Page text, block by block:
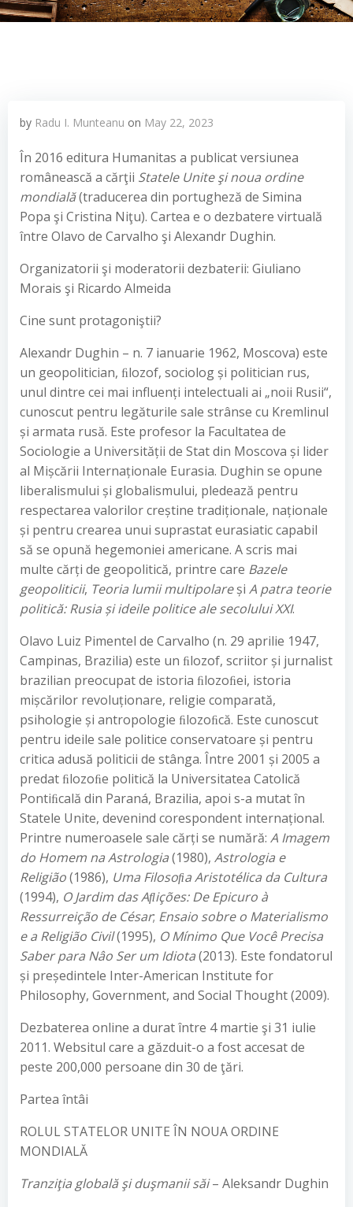
by Radu I. Munteanu on May 22, 2023
În 2016 editura Humanitas a publicat versiunea
românească a cărţii Statele Unite şi noua ordine
mondială(traducerea din portugheză de Simina
Popa şi Cristina Niţu). Cartea e o dezbatere virtuală
între Olavo de Carvalho şi Alexandr Dughin.
Organizatorii şi moderatorii dezbaterii: Giuliano
Morais şi Ricardo Almeida
Cine sunt protagoniştii?
Alexandr Dughin – n. 7 ianuarie 1962, Moscova) este
un geopolitician, ﬁlozof, sociolog și politician rus,
unul dintre cei mai influenți intelectuali ai „noii Rusii“,
cunoscut pentru legăturile sale strânse cu Kremlinul
și armata rusă. Este profesor la Facultatea de
Sociologie a Universității de Stat din Moscova și lider
al Mișcării Internaționale Eurasia. Dughin se opune
liberalismului și globalismului, pledează pentru
respectarea valorilor creștine tradiționale, naționale
și pentru crearea unui suprastat eurasiatic capabil
să se opună hegemoniei americane. A scris mai
multe cărți de geopolitică, printre care Bazele
geopoliticii, Teoria lumii multipolareși A patra teorie
politică: Rusia și ideile politice ale secolului XXI.
Olavo Luiz Pimentel de Carvalho (n. 29 aprilie 1947,
Campinas, Brazilia) este un ﬁlozof, scriitor și jurnalist
brazilian preocupat de istoria ﬁlozoﬁei, istoria
mișcărilor revoluționare, religie comparată,
psihologie și antropologie ﬁlozoﬁcă. Este cunoscut
pentru ideile sale politice conservatoare și pentru
critica adusă politicii de stânga. Între 2001 și 2005 a
predat ﬁlozoﬁe politică la Universitatea Catolică
Pontiﬁcală din Paraná, Brazilia, apoi s-a mutat în
Statele Unite, devenind corespondent internațional.
Printre numeroasele sale cărți se numără: A Imagem
do Homem na Astrologia(1980), Astrologia e
Religião(1986), Uma Filosoﬁa Aristotélica da Cultura
(1994), O Jardim das Aﬂições: De Epicuro à
Ressurreição de César; Ensaio sobre o Materialismo
e a Religião Civil(1995), O Mínimo Que Você Precisa
Saber para Nâo Ser um Idiota(2013). Este fondatorul
și președintele Inter-American Institute for
Philosophy, Government, and Social Thought (2009).
Dezbaterea online a durat între 4 martie şi 31 iulie
2011. Websitul care a găzduit-o a fost accesat de
peste 200,000 persoane din 30 de ţări.
Partea întâi
ROLUL STATELOR UNITE ÎN NOUA ORDINE
MONDIALĂ
Tranziţia globală şi duşmanii săi– Aleksandr Dughin